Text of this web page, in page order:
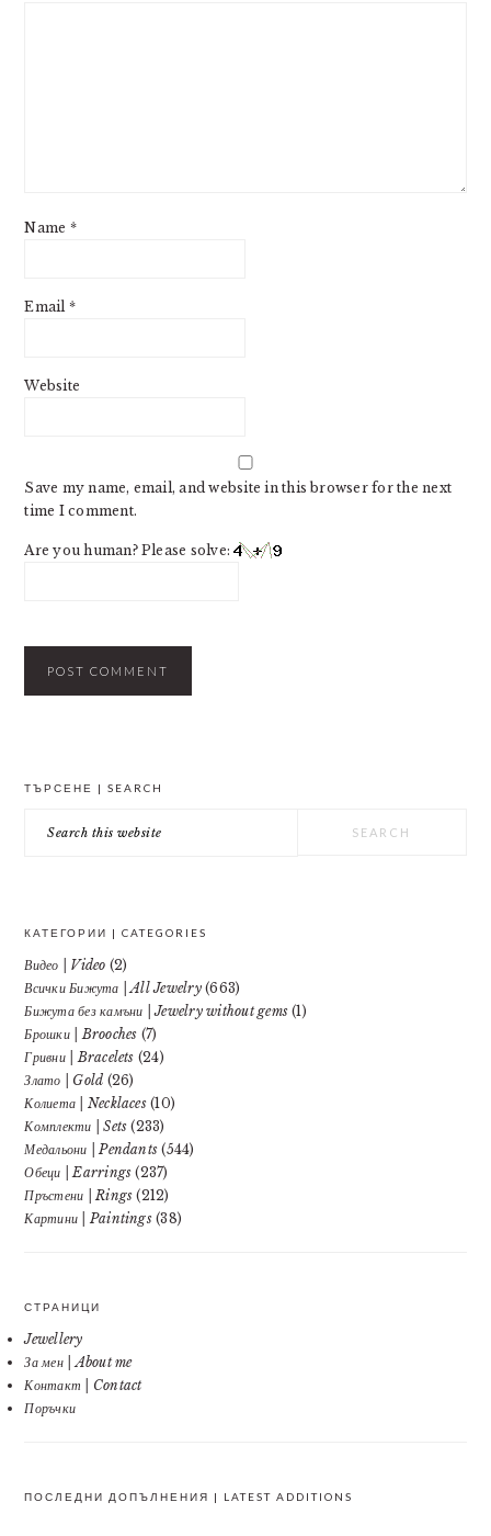
Name *
Email *
Website
Save my name, email, and website in this browser for the next
time I comment.
Are you human? Please solve:
ТЪРСЕНЕ | SEARCH
this
КАТЕГОРИИ | CATEGORIES
Видео | Video (2)
Всички Бижута | All Jewelry(663)
Бижута без камъни | Jewelry without gems (1)
Брошки | Brooches (7)
Гривни | Bracelets (24)
Злато | Gold (26)
Колиета | Necklaces(10)
Комплекти | Sets (233)
Медальони | Pendants (544)
Обеци | Earrings (237)
Пръстени | Rings (212)
Картини | Paintings(38)
СТРАНИЦИ
Jewellery
За мен | About me
Контакт | Contact
Поръчки
ПОСЛЕДНИ ДОПЪЛНЕНИЯ | LATEST ADDITIONS